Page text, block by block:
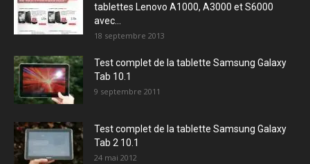
tablettes Lenovo A1000, A3000 et S6000
avec...
18 septembre 2013
Test complet de la tablette Samsung Galaxy
Tab 10.1
9 septembre 2011
Test complet de la tablette Samsung Galaxy
Tab 2 10.1
24 mai 2012